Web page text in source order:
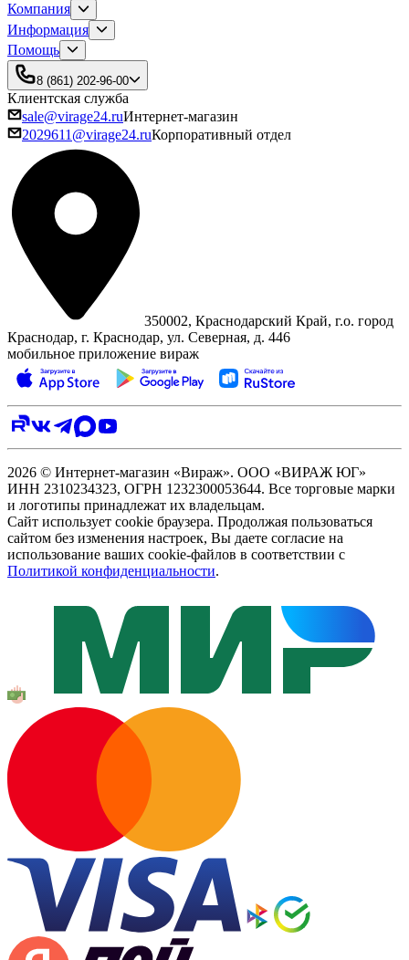
Компания
Информация
Помощь
8 (861) 202-96-00
Клиентская служба
sale@virage24.ruИнтернет-магазин
2029611@virage24.ruКорпоративный отдел
350002, Краснодарский Край, г.о. город
Краснодар, г. Краснодар, ул. Северная, д. 446
мобильное приложение вираж
2026 © Интернет-магазин «Вираж». ООО «ВИРАЖ ЮГ»
ИНН 2310234323, ОГРН 1232300053644. Все торговые марки
и логотипы принадлежат их владельцам.
Сайт использует cookie браузера. Продолжая пользоваться
сайтом без изменения настроек, Вы даете согласие на
использование ваших cookie-файлов в соответствии с
Политикой конфиденциальности.